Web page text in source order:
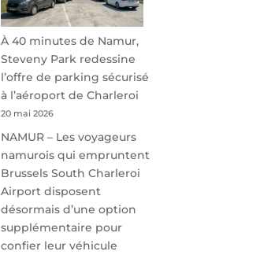
À 40 minutes de Namur,
Steveny Park redessine
l’offre de parking sécurisé
à l’aéroport de Charleroi
20 mai 2026
NAMUR – Les voyageurs
namurois qui empruntent
Brussels South Charleroi
Airport disposent
désormais d’une option
supplémentaire pour
confier leur véhicule